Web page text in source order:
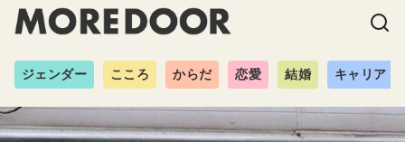
ジェンダー こころ からだ 恋愛 結婚 キャリア